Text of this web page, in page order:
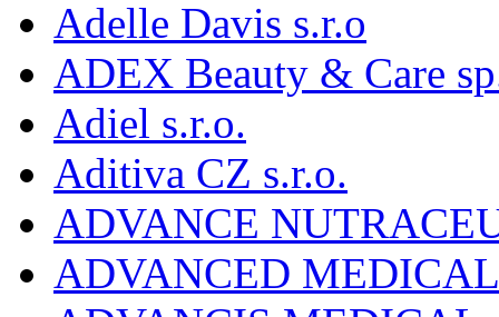
Adelle Davis s.r.o
ADEX Beauty & Care
Adiel s.r.o.
Aditiva CZ s.r.o.
ADVANCE
ADVANCED